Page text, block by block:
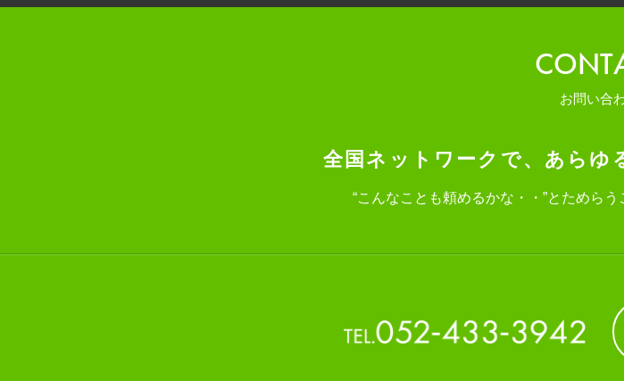
お問い合
全国ネットワークで、 あらゆ
“こんなことも頼めるかな・・”と ためらう